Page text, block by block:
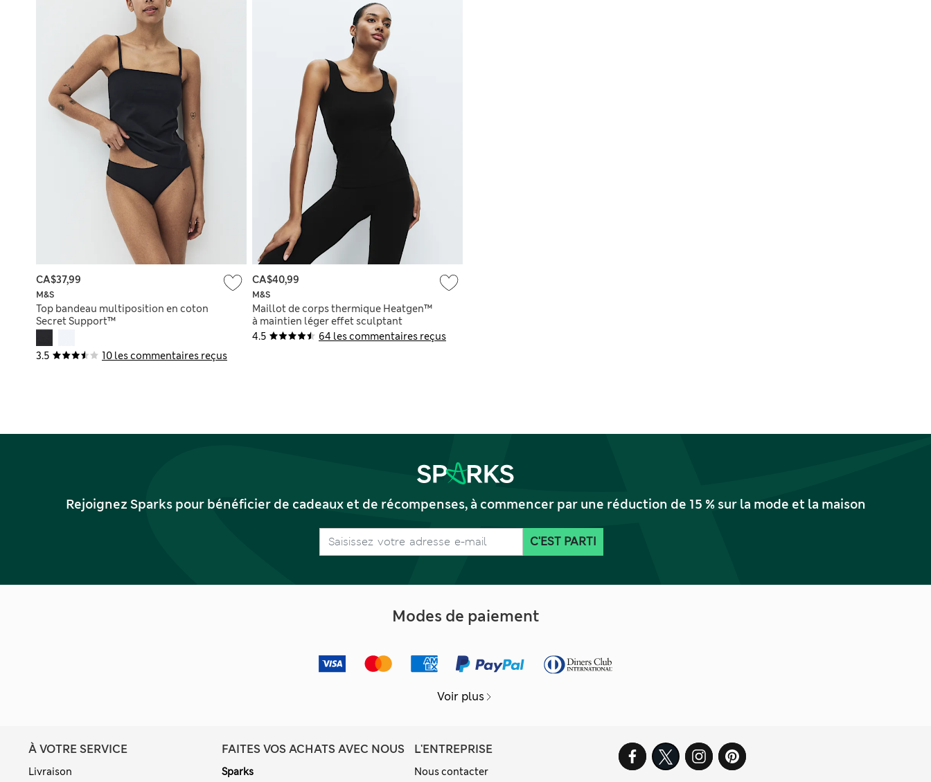
3.5 10 les commentaires reçus
M&S
Top bandeau multiposition en coton
Secret Support™
CA$37,99
4.5 64 les commentaires reçus
M&S
Maillot de corps thermique Heatgen™
à maintien léger effet sculptant
CA$40,99
Rejoignez Sparks pour bénéficier de cadeaux et de récompenses, à commencer par une réduction de 15 % sur la mode et la maison
C'EST PARTI
Modes de paiement
Voir plus
À VOTRE SERVICE
Livraison
FAITES VOS ACHATS AVEC NOUS
Sparks
L'ENTREPRISE
Nous contacter